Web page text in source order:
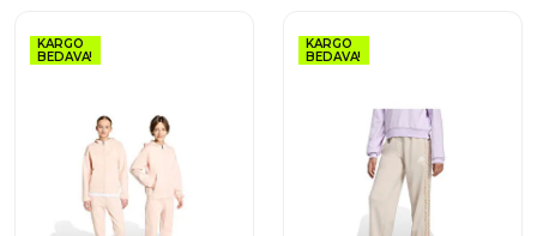
KARGO
BEDAVA!
KARGO
BEDAVA!